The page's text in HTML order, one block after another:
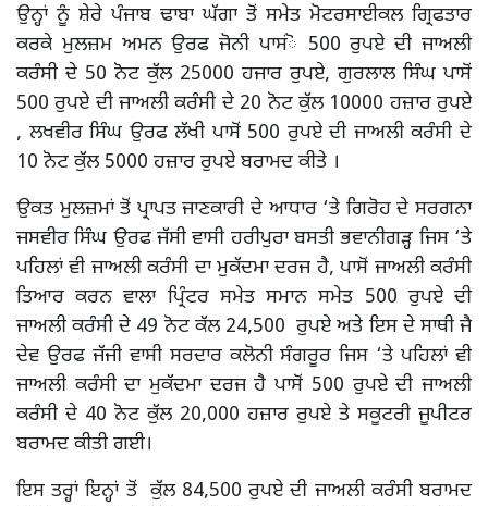
ਉਨ੍ਹਾਂ ਨੂੰ ਸ਼ੇਰੇ ਪੰਜਾਬ ਢਾਬਾ ਘੱਗਾ ਤੋਂ ਸਮੇਤ ਮੋਟਰਸਾਈਕਲ ਗ੍ਰਿਫਤਾਰ
ਕਰਕੇ ਮੁਲਜ਼ਮ ਅਮਨ ਉਰਫ ਜੋਨੀ ਪਾਸਂੋ 500 ਰੁਪਏ ਦੀ ਜਾਅਲੀ
ਕਰੰਸੀ ਦੇ 50 ਨੋਟ ਕੁੱਲ 25000 ਹਜਾਰ ਰੁਪਏ, ਗੁਰਲਾਲ ਸਿੰਘ ਪਾਸੋਂ
500 ਰੁਪਏ ਦੀ ਜਾਅਲੀ ਕਰੰਸੀ ਦੇ 20 ਨੋਟ ਕੁੱਲ 10000 ਹਜ਼ਾਰ ਰੁਪਏ
, ਲਖਵੀਰ ਸਿੰਘ ਉਰਫ ਲੱਖੀ ਪਾਸੋਂ 500 ਰੁਪਏ ਦੀ ਜਾਅਲੀ ਕਰੰਸੀ ਦੇ
10 ਨੋਟ ਕੁੱਲ 5000 ਹਜ਼ਾਰ ਰੁਪਏ ਬਰਾਮਦ ਕੀਤੇ ।
ਉਕਤ ਮੁਲਜ਼ਮਾਂ ਤੋਂ ਪ੍ਰਾਪਤ ਜਾਣਕਾਰੀ ਦੇ ਆਧਾਰ ‘ਤੇ ਗਿਰੋਹ ਦੇ ਸਰਗਨਾ
ਜਸਵੀਰ ਸਿੰਘ ਉਰਫ ਜੱਸੀ ਵਾਸੀ ਹਰੀਪੁਰਾ ਬਸਤੀ ਭਵਾਨੀਗੜ੍ਹ ਜਿਸ ‘ਤੇ
ਪਹਿਲਾਂ ਵੀ ਜਾਅਲੀ ਕਰੰਸੀ ਦਾ ਮੁਕੱਦਮਾ ਦਰਜ ਹੈ, ਪਾਸੋਂ ਜਾਅਲੀ ਕਰੰਸੀ
ਤਿਆਰ ਕਰਨ ਵਾਲਾ ਪ੍ਰਿੰਟਰ ਸਮੇਤ ਸਮਾਨ ਸਮੇਤ 500 ਰੁਪਏ ਦੀ
ਜਾਅਲੀ ਕਰੰਸੀ ਦੇ 49 ਨੋਟ ਕੱਲ 24,500 ਰੁਪਏ ਅਤੇ ਇਸ ਦੇ ਸਾਥੀ ਜੈ
ਦੇਵ ਉਰਫ ਜੱਜੀ ਵਾਸੀ ਸਰਦਾਰ ਕਲੋਨੀ ਸੰਗਰੂਰ ਜਿਸ ‘ਤੇ ਪਹਿਲਾਂ ਵੀ
ਜਾਅਲੀ ਕਰੰਸੀ ਦਾ ਮੁਕੱਦਮਾ ਦਰਜ ਹੈ ਪਾਸੋਂ 500 ਰੁਪਏ ਦੀ ਜਾਅਲੀ
ਕਰੰਸੀ ਦੇ 40 ਨੋਟ ਕੁੱਲ 20,000 ਹਜ਼ਾਰ ਰੁਪਏ ਤੇ ਸਕੂਟਰੀ ਜੂਪੀਟਰ
ਬਰਾਮਦ ਕੀਤੀ ਗਈ।
ਇਸ ਤਰ੍ਹਾਂ ਇਨ੍ਹਾਂ ਤੋਂ ਕੁੱਲ 84,500 ਰੁਪਏ ਦੀ ਜਾਅਲੀ ਕਰੰਸੀ ਬਰਾਮਦ